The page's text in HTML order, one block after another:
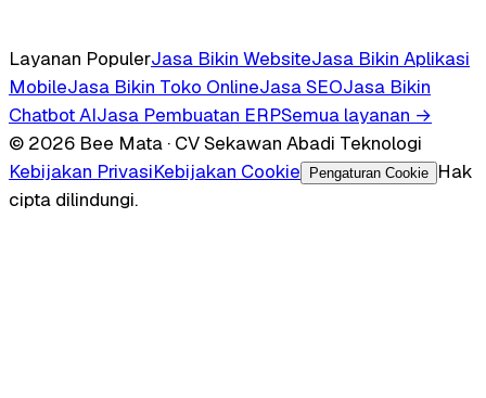
Layanan PopulerJasa Bikin WebsiteJasa Bikin Aplikasi
MobileJasa Bikin Toko OnlineJasa SEOJasa Bikin
Chatbot AIJasa Pembuatan ERPSemua layanan →
© 2026 Bee Mata · CV Sekawan Abadi Teknologi
Kebijakan PrivasiKebijakan Cookie Pengaturan Cookie
Hak
cipta dilindungi.